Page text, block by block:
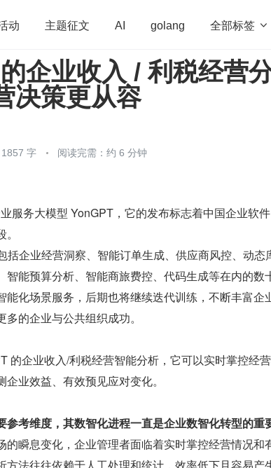
动 主题征文 AI golang 全部标签 
算法 学习方法 Web3.0 高
运维 深度思考
企业收入 / 利税经营
决策更从容
字 阅读完需：约 6 分钟
服务大模型 YonGPT，它的发布标志着中国企业软
括企业经营洞察、智能订单生成、供应商风控、动态
智能预算分析、智能商旅费控、代码生成等在内的数
能化场景服务，后期也将继续迭代训练，不断丰富企
的企业与公共组织成功。
的企业收入/利税经营智能分析，它可以实时掌控经
业效益、有效预见应对变化。
参考维度，其数智化进程一直是企业数智化转型的重
的瞬息变化，企业管理者面临着实时掌控经营情况和